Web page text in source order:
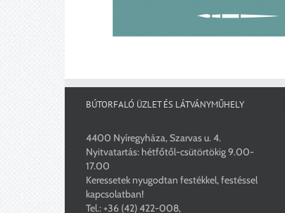
BÚTORFALÓ ÜZLET ÉS LÁTVÁNYMŰHELY
4400 Nyíregyháza, Szarvas u. 4.
Nyitvatartás: hétfőtől-csütörtökig 9.00-
17.00
Keressetek nyugodtan festékkel, festéssel
kapcsolatban!
Tel.:+36 (42) 422-008,